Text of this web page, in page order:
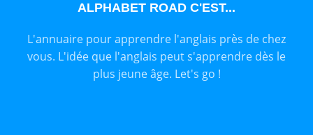
ALPHABET ROAD C'EST...
L'annuaire pour apprendre l'anglais près de chez
vous. L'idée que l'anglais peut s'apprendre dès le
plus jeune âge. Let's go !